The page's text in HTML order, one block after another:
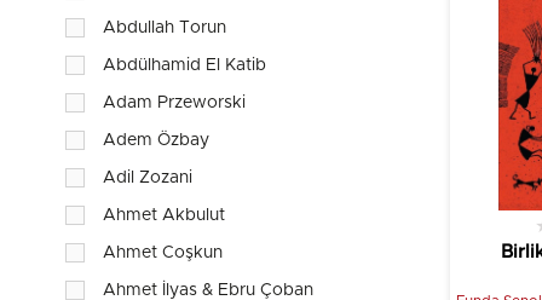
Abdullah Torun
Abdülhamid El Katib
Adam Przeworski
Adem Özbay
Adil Zozani
Ahmet Akbulut
Ahmet Coşkun
Ahmet İlyas & Ebru Çoban